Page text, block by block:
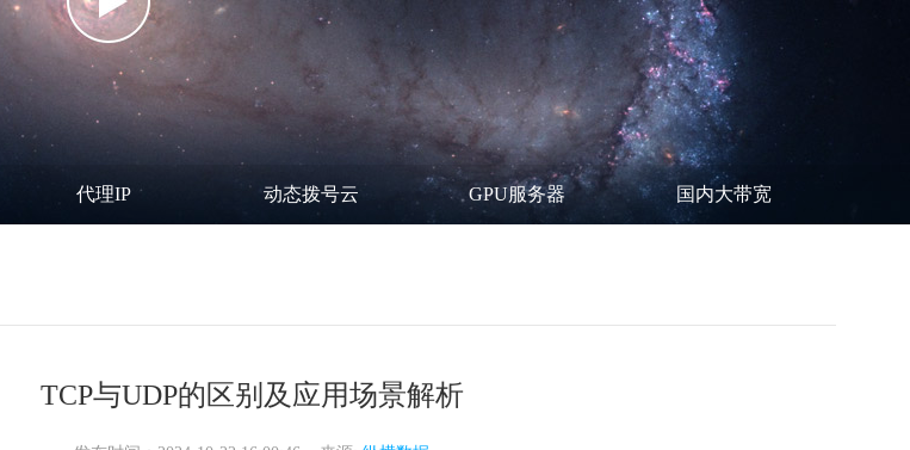
代理IP 动态拨号云 GPU服务器 国内大带宽
TCP与UDP的区别及应用场景解析